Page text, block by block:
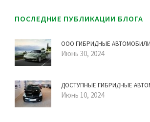
ПОСЛЕДНИЕ ПУБЛИКАЦИИ БЛОГА
ООО ГИБРИДНЫЕ АВТОМОБИЛИ
Июнь 30, 2024
ДОСТУПНЫЕ ГИБРИДНЫЕ
Июнь 10, 2024